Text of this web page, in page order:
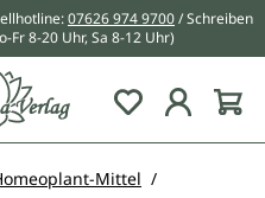
07626 974 9700/ Schreiben
Fr 8-20 Uhr, Sa 8-12 Uhr)
Du hast 0
Mittel